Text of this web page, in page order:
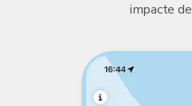
impacte